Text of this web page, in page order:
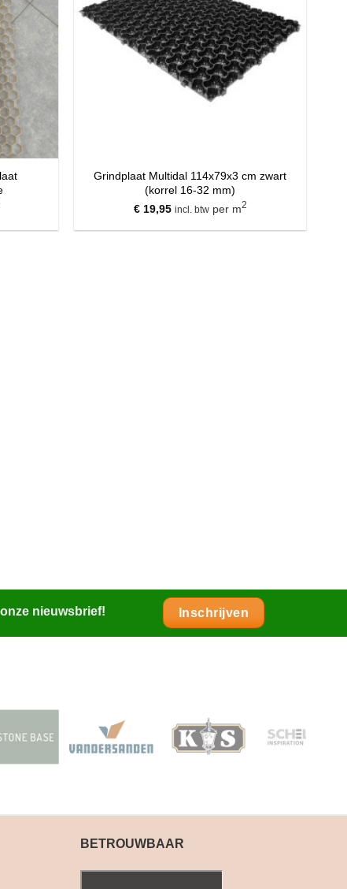
Grindplaat Multidal 114x79x3 cm zwart
(korrel 16-32 mm)
€19,95 incl. btwper m2
nieuwsbrief! Inschrijven
BETROUWBAAR